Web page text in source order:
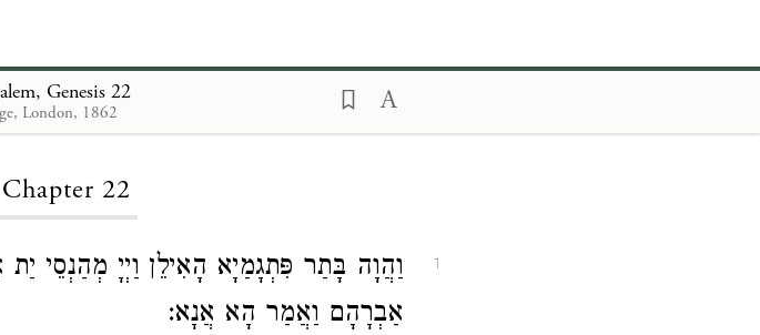
Genesis 22
London, 1862
22
1
וַהֲוָה בָּתַר פִּתְגָמַיָא הָאִילֵן וַיְיָ מְהַנְסֵי
אַבְרָהָם וַאֲמַר הָא אֲנָא: